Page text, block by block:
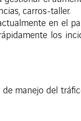
carros-taller.
en el
los
manejo del